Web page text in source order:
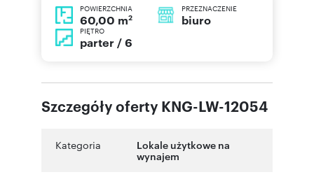
POWIERZCHNIA
60,00 m2
PRZEZNACZENIE
biuro
PIĘTRO
parter / 6
Szczegóły oferty KNG-LW-12054
Kategoria
Lokale użytkowe na
wynajem